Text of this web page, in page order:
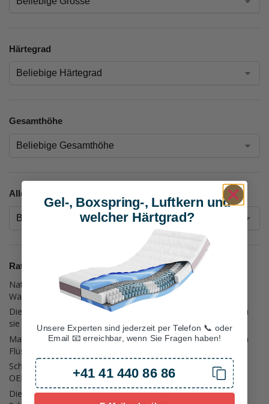
Härtegrad
Gesamthöhe
Allergikerfreundlich
Ratgeber
Naturmaterialien für Decken: Der ultimative Ratgeber zu
Wärme, Feuchtigkeitsmanagement, Pflege & Saisonwahl
Die perfekte Ausstiegshöhe aus dem Bett – so berechnest du
sie richtig
Matratzenschoner wasserdicht – umfassend geschützt gegen
Flüssigkeiten, Schweiss oder Flecken
Schlafen mit gutem Gefühl – Mara Vital Matratzen erfüllen
OEKO-TEX® Standard 100, Babyklasse 1
Die beste Matratze für jeden: Ein Leitfaden für erholsamen
Gel-, Boxspring-, Luftkern und
welcher Härtgrad?
Unsere Experten sind jederzeit per Telefon 📞 oder
Email 📧 erreichbar, wenn Sie Fragen haben!
+41 41 440 86 86